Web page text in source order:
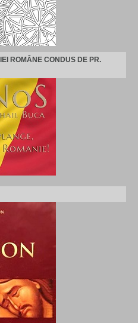
ROMÂNE CONDUS DE PR.